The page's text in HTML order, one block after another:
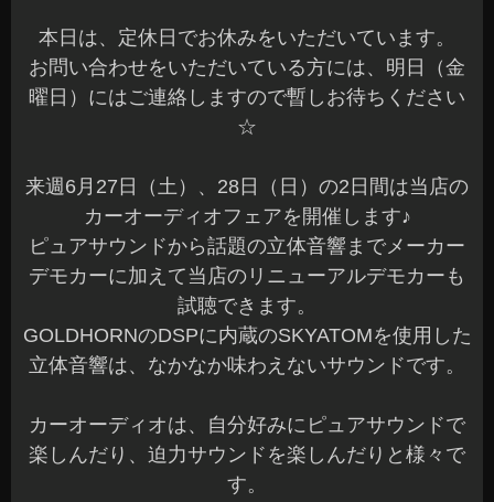
本日は、定休日でお休みをいただいています。
お問い合わせをいただいている方には、明日（金
曜日）にはご連絡しますので暫しお待ちください
☆
来週6月27日（土）、28日（日）の2日間は当店の
カーオーディオフェアを開催します♪
ピュアサウンドから話題の立体音響までメーカー
デモカーに加えて当店のリニューアルデモカーも
試聴できます。
GOLDHORNのDSPに内蔵のSKYATOMを使用した
立体音響は、なかなか味わえないサウンドです。
カーオーディオは、自分好みにピュアサウンドで
楽しんだり、迫力サウンドを楽しんだりと様々で
す。